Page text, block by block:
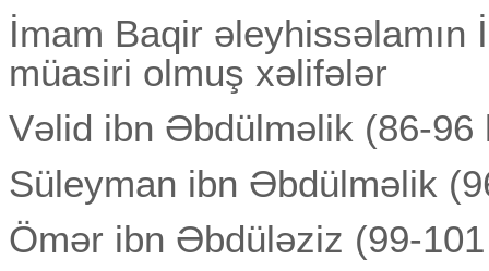
İmam Baqir əleyhissəlamın
müasiri olmuş xəlifələr
Vəlid ibn Əbdülməlik (86-96
Süleyman ibn Əbdülməlik
Ömər ibn Əbdüləziz (99-